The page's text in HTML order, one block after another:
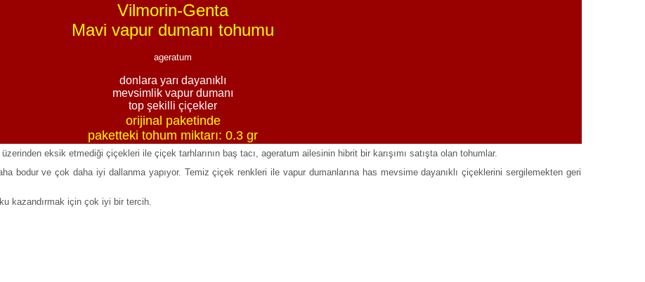
Vilmorin-Genta
Mavi vapur dumanı tohumu
ageratum
donlara yarı dayanıklı
mevsimlik vapur dumanı
top şekilli çiçekler
orijinal paketinde
paketteki tohum miktarı: 0.3 gr
eksik etmediği çiçekleri ile çiçek tarhlarının baş tacı, ageratum ailesinin hibrit bir karışımı satışta olan tohumlar.
bodur ve çok daha iyi dallanma yapıyor. Temiz çiçek renkleri ile vapur dumanlarına has mevsime dayanıklı çiçeklerini sergilemekten geri
kazandırmak için çok iyi bir tercih.